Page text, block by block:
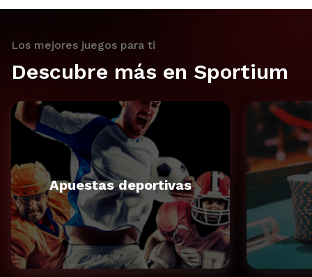
Los mejores juegos para ti
Descubre más en Sportium
Apuestas deportivas